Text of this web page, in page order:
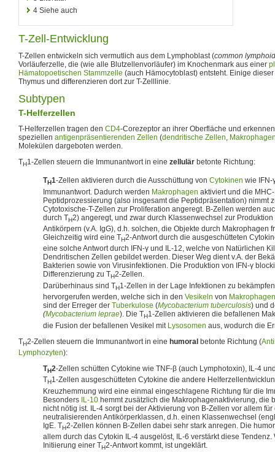
4 Siehe auch
T-Zell-Entwicklung
T-Zellen entwickeln sich vermutlich aus dem Lymphoblast (common
Vorläuferzelle, die (wie alle Blutzellenvorläufer) im Knochenmark aus einer
Hämatopoetischen Stammzelle (auch Hämocytoblast) entsteht. Einige
Thymus und differenzieren dort zur T-Zelllinie.
Subtypen
T-Helferzellen
T-Helferzellen tragen den CD4-Corezeptor an ihrer Oberfläche und
speziellen antigenpräsentierenden Zellen (dendritische Zellen,
Molekülen dargeboten werden.
TH1-Zellen steuern die Immunantwort in eine zellulär betonte Richtung:
TH1-Zellen aktivieren durch die Ausschüttung von Cytokinen wie IFN-
Immunantwort. Dadurch werden Makrophagen aktiviert und die
Peptidprozessierung (also insgesamt die Peptidpräsentation) nimmt
Cytotoxische-T-Zellen zur Proliferation angeregt. B-Zellen werden
durch TH2) angeregt, und zwar durch Klassenwechsel zur
Antikörpern (v.A. IgG), d.h. solchen, die Objekte durch Makrophagen
Gleichzeitig wird eine TH2-Antwort durch die ausgeschütteten
eine solche Antwort durch IFN-γ und IL-12, welche von Natürlichen
Dendritischen Zellen gebildet werden. Dieser Weg dient v.A. der
Bakterien sowie von Virusinfektionen. Die Produktion von IFN-γ
Differenzierung zu TH2-Zellen.
Darüberhinaus sind TH1-Zellen in der Lage Infektionen zu
hervorgerufen werden, welche sich in den Vesikeln von Makrophagen
sind der Erreger der Tuberkulose (Mycobacterium tuberculosis) und
(Mycobacterium leprae). Die TH1-Zellen aktivieren die befallenen
die Fusion der befallenen Vesikel mit Lysosomen aus, wodurch die
TH2-Zellen steuern die Immunantwort in eine humoral betonte Richtung (
Lymphozyten):
TH2-Zellen schütten Cytokine wie TNF-β (auch Lymphotoxin), IL-4
TH1-Zellen ausgeschütteten Cytokine die andere
Kreuzhemmung wird eine einmal eingeschlagene Richtung für die
Besonders IL-10 hemmt zusätzlich die Makrophagenaktivierung, die
nicht nötig ist. IL-4 sorgt bei der Aktivierung von B-Zellen vor allem
neutralisierenden Antikörperklassen, d.h. einen Klassenwechsel
IgE. TH2-Zellen können B-Zellen dabei sehr stark anregen. Die
allem durch das Cytokin IL-4 ausgelöst, IL-6 verstärkt diese
Initiierung einer TH2-Antwort kommt, ist ungeklärt.